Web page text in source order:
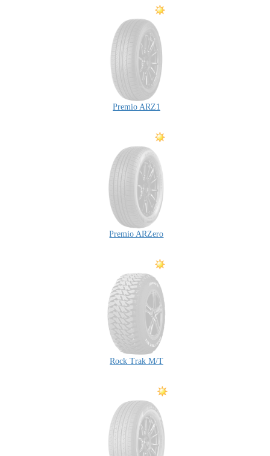
Premio ARZ1
Premio ARZero
Rock Trak M/T